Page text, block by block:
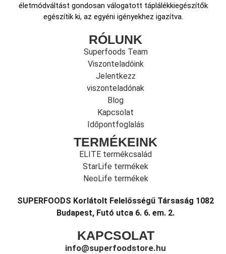
életmódváltást gondosan válogatott táplálékkiegészítők
egészítik ki, az egyéni igényekhez igazítva.
RÓLUNK
Superfoods Team
Viszonteladóink
Jelentkezz
viszonteladónak
Blog
Kapcsolat
Időpontfoglalás
TERMÉKEINK
ELITE termékcsalád
StarLife termékek
NeoLife termékek
SUPERFOODS Korlátolt Felelősségű Társaság 1082
Budapest, Futó utca 6. 6. em. 2.
KAPCSOLAT
info@superfoodstore.hu